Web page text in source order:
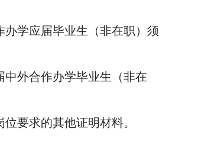
办学应届毕业生（非在职）须
中外合作办学毕业生（非在
要求的其他证明材料。